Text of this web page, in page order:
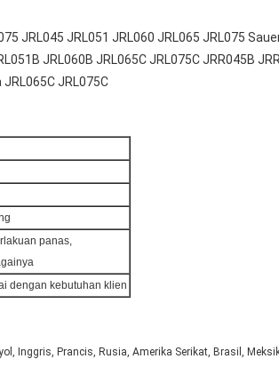
JRL045 JRL051 JRL060 JRL065 JRL075
JRL060B JRL065C JRL075C JRR045B
JRL075C
panas,
dengan kebutuhan klien
Inggris, Prancis, Rusia, Amerika Serikat, Brasil,